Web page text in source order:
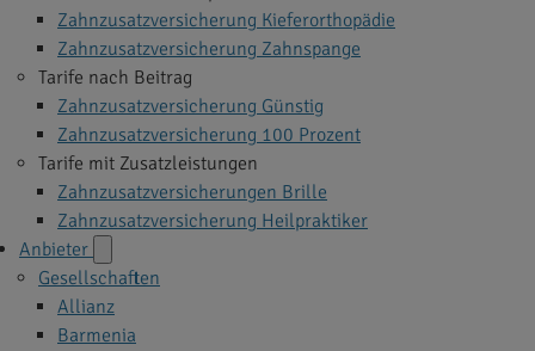
Zahnzusatzversicherung Kieferorthopädie
Zahnzusatzversicherung Zahnspange
Tarife nach Beitrag
Zahnzusatzversicherung Günstig
Zahnzusatzversicherung 100 Prozent
Tarife mit Zusatzleistungen
Zahnzusatzversicherungen Brille
Zahnzusatzversicherung Heilpraktiker
Anbieter
Gesellschaften
Allianz
Barmenia